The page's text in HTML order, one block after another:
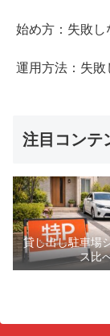
始め方：失敗し
運用方法：失敗
注目コンテ
貸し出し駐車場
ス比